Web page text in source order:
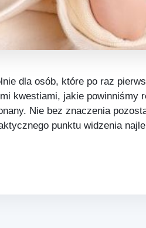
dla osób, które po raz
kwestiami, jakie
Nie bez znaczenia
punktu widzenia